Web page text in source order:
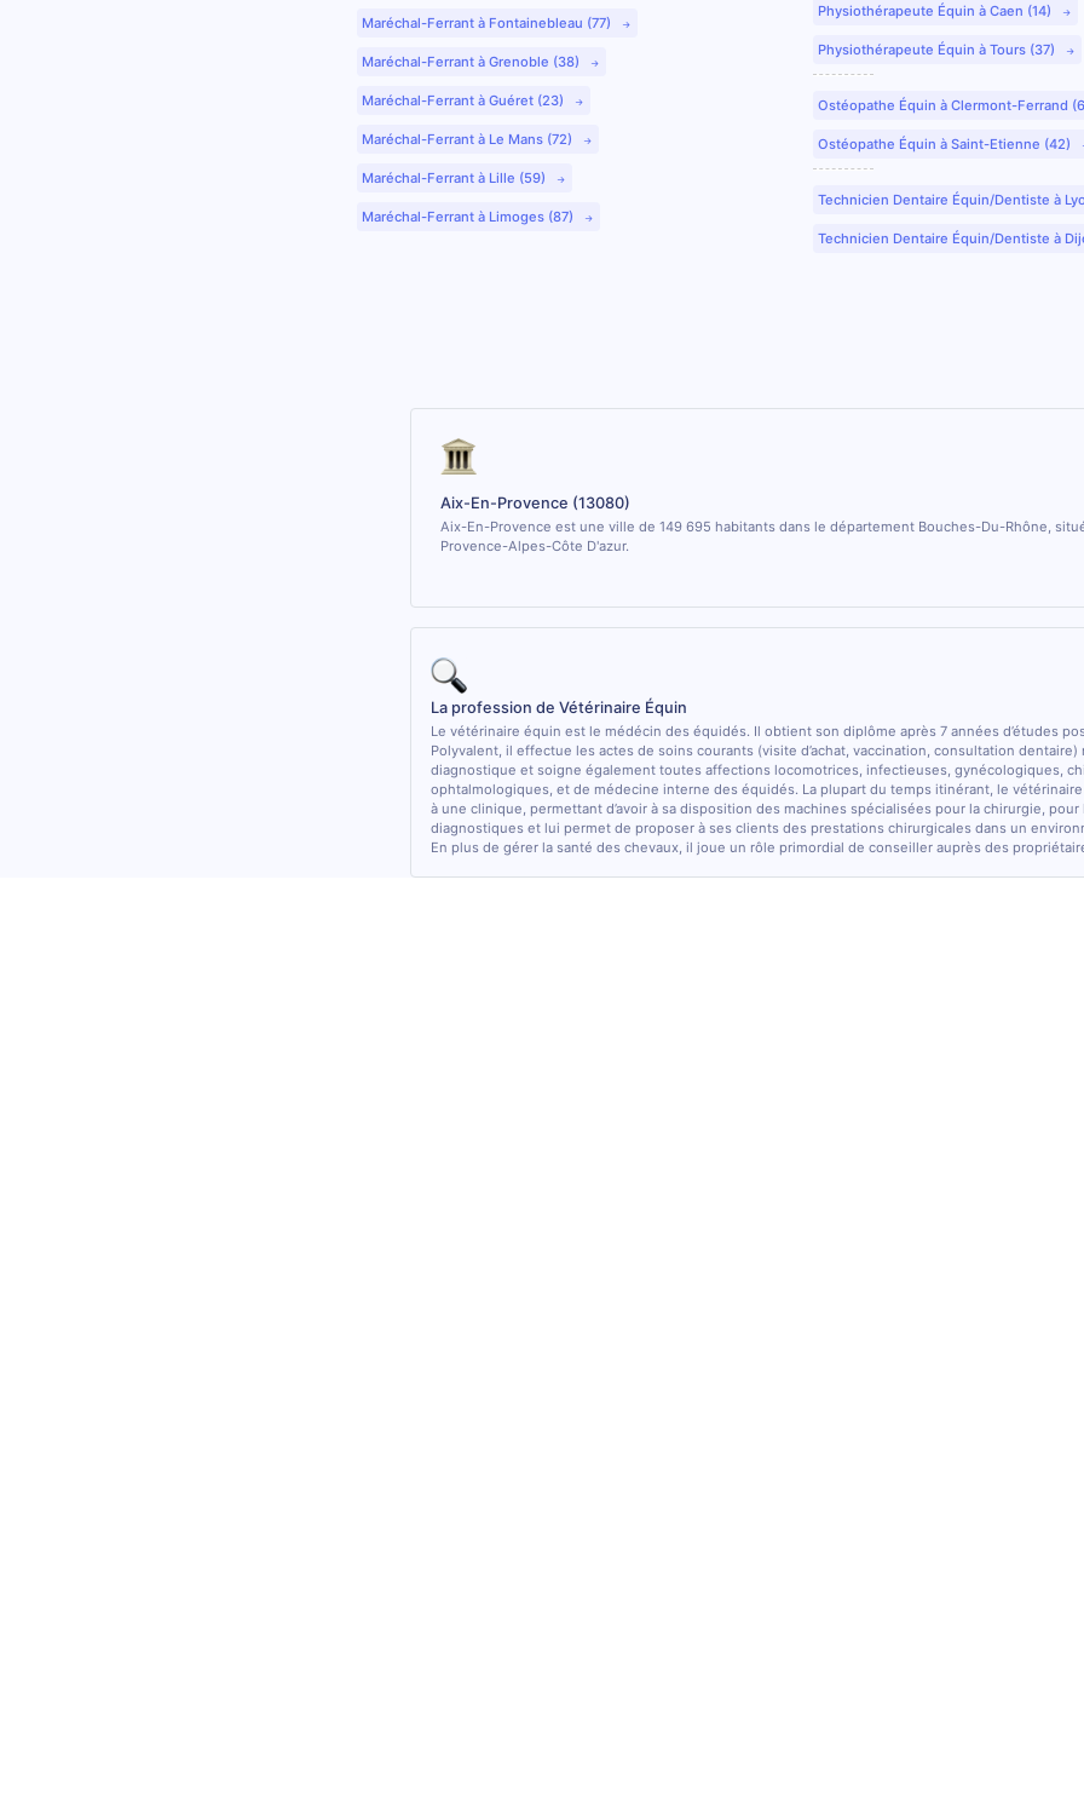
Maréchal-Ferrant à Fontainebleau (77)
Maréchal-Ferrant à Grenoble (38)
Maréchal-Ferrant à Guéret (23)
Maréchal-Ferrant à Le Mans (72)
Maréchal-Ferrant à Lille (59)
Maréchal-Ferrant à Limoges (87)
Physiothérapeute Équin à Caen (14)
Physiothérapeute Équin à Tours (37)
Ostéopathe Équin à Clermont-Ferrand
Ostéopathe Équin à Saint-Etienne (42)
Technicien Dentaire Équin/Dentiste à
Technicien Dentaire Équin/Dentiste à
Aix-En-Provence (13080)
Aix-En-Provence est une ville de 149 695 habitants dans le département Bouches-Du-Rhône,
Provence-Alpes-Côte D'azur.
La profession de Vétérinaire Équin
Le vétérinaire équin est le médécin des équidés. Il obtient son diplôme après 7 années d’études
Polyvalent, il effectue les actes de soins courants (visite d’achat, vaccination, consultation dentaire)
diagnostique et soigne également toutes affections locomotrices, infectieuses, gynécologiques,
ophtalmologiques, et de médecine interne des équidés. La plupart du temps itinérant, le
à une clinique, permettant d’avoir à sa disposition des machines spécialisées pour la chirurgie,
diagnostiques et lui permet de proposer à ses clients des prestations chirurgicales dans un
En plus de gérer la santé des chevaux, il joue un rôle primordial de conseiller auprès des